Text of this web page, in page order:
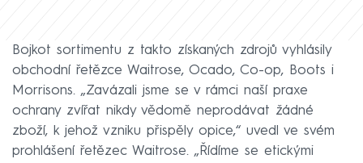
Bojkot sortimentu z takto získaných zdrojů vyhlásily
obchodní řetězce Waitrose, Ocado, Co-op, Boots i
Morrisons. „Zavázali jsme se v rámci naší praxe
ochrany zvířat nikdy vědomě neprodávat žádné
zboží, k jehož vzniku přispěly opice,“ uvedl ve svém
prohlášení řetězec Waitrose. „Řídíme se etickými